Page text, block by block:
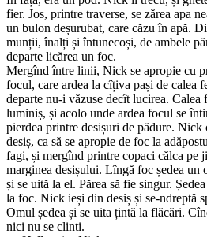
fier. Jos, printre traverse, se zărea apa
un bulon deșurubat, care căzu în apă.
munții, înalți și întunecoși, de ambele
departe licărea un foc.
Mergînd între linii, Nick se apropie cu
focul, care ardea la cîțiva pași de calea
departe nu-i văzuse decît lucirea. Calea
luminiș, și acolo unde ardea focul se
pierdea printre desișuri de pădure.
desiș, ca să se apropie de foc la
fagi, și mergînd printre copaci călca pe
marginea desișului. Lîngă foc ședea un
și se uită la el. Părea să fie singur.
la foc. Nick ieși din desiș și se-ndreptă
Omul ședea și se uita țintă la flăcări.
nici nu se clinti.